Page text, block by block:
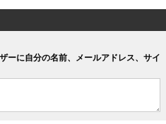
ーに自分の名前、メールアドレス、サイ